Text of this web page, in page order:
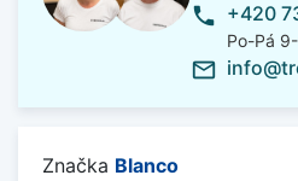
phone +420
Po-Pá
mail_outline
Značka Blanco